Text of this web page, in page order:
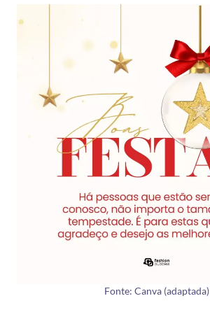
Fonte: Canva (adaptada)